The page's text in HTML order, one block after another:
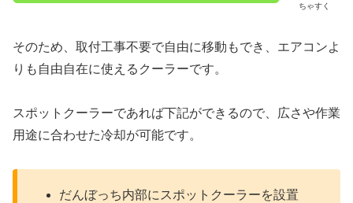
ちゃすく
そのため、取付工事不要で自由に移動もでき、エアコンよ
りも自由自在に使えるクーラーです。
スポットクーラーであれば下記ができるので、広さや作業
用途に合わせた冷却が可能です。
だんぼっち内部にスポットクーラーを設置